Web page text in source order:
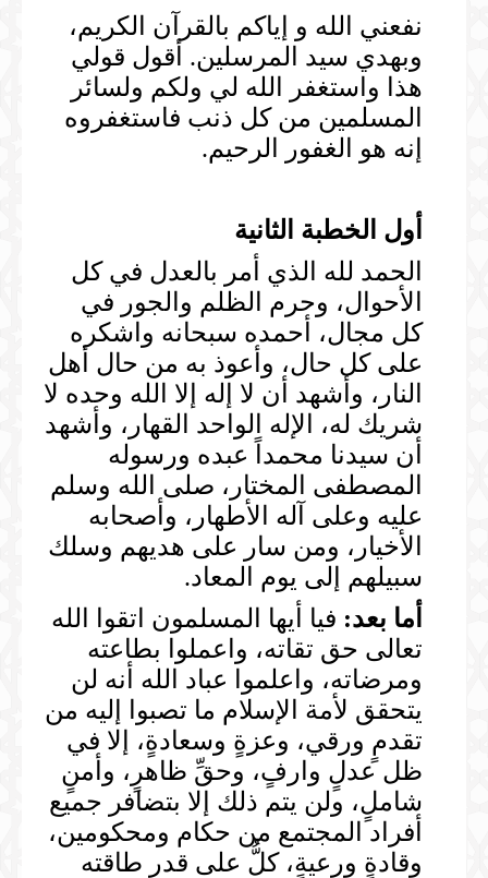
نفعني الله و إياكم بالقرآن الكريم،
وبهدي سيد المرسلين. أقول قولي
هذا واستغفر الله لي ولكم ولسائر
المسلمين من كل ذنب فاستغفروه
إنه هو الغفور الرحيم.
أول الخطبة الثانية
الحمد لله الذي أمر بالعدل في كل
الأحوال، وحرم الظلم والجور في
كل مجال، أحمده سبحانه واشكره
على كل حال، وأعوذ به من حال أهل
النار، وأشهد أن لا إله إلا الله وحده لا
شريك له، الإله الواحد القهار، وأشهد
أن سيدنا محمداً عبده ورسوله
المصطفى المختار، صلى الله وسلم
عليه وعلى آله الأطهار، وأصحابه
الأخيار، ومن سار على هديهم وسلك
سبيلهم إلى يوم المعاد.
أما بعد: فيا أيها المسلمون اتقوا الله
تعالى حق تقاته، واعملوا بطاعته
ومرضاته، واعلموا عباد الله أنه لن
يتحقق لأمة الإسلام ما تصبوا إليه من
تقدمٍ ورقي، وعزةٍ وسعادةٍ، إلا في
ظل عدلٍ وارفٍ، وحقِّ ظاهرٍ، وأمنٍ
شاملٍ، ولن يتم ذلك إلا بتضافر جميع
أفراد المجتمع من حكام ومحكومين،
وقادةٍ ورعيةٍ، كلُّ على قدر طاقته